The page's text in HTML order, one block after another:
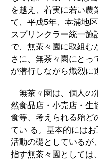
を越え、着実に若い農
て、平成5年、本浦地
スプリンクラー統一施
で、無茶々園に取組む
さに、無茶々園にとっ
が潜行しながら熾烈に
無茶々園は、個人の
然食品店・小売店・生
食等、考えられる殆ど
てい る。基本的には
活動の礎としているが
指す無茶々園としては